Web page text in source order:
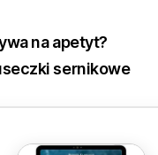
na apetyt?
sernikowe